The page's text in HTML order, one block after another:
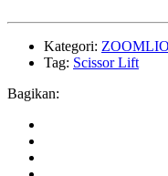
Kategori:
Tag: Scissor Lift
Bagikan: